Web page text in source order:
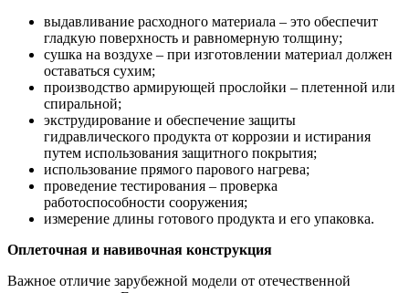
выдавливание расходного материала – это обеспечит
гладкую поверхность и равномерную толщину;
сушка на воздухе – при изготовлении материал должен
оставаться сухим;
производство армирующей прослойки – плетенной или
спиральной;
экструдирование и обеспечение защиты
гидравлического продукта от коррозии и истирания
путем использования защитного покрытия;
использование прямого парового нагрева;
проведение тестирования – проверка
работоспособности сооружения;
измерение длины готового продукта и его упаковка.
Оплеточная и навивочная конструкция
Важное отличие зарубежной модели от отечественной